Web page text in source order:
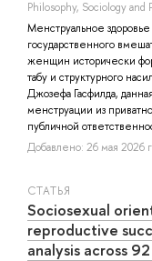
Philosophy, Sociology
Менструальное
государственного
женщин исторически
табу и структурного
Джозефа Гасфилда,
менструации из
публичной
Добавлено: 26 мая 2026 г.
СТАТЬЯ
Sociosexual
reproductive
analysis across